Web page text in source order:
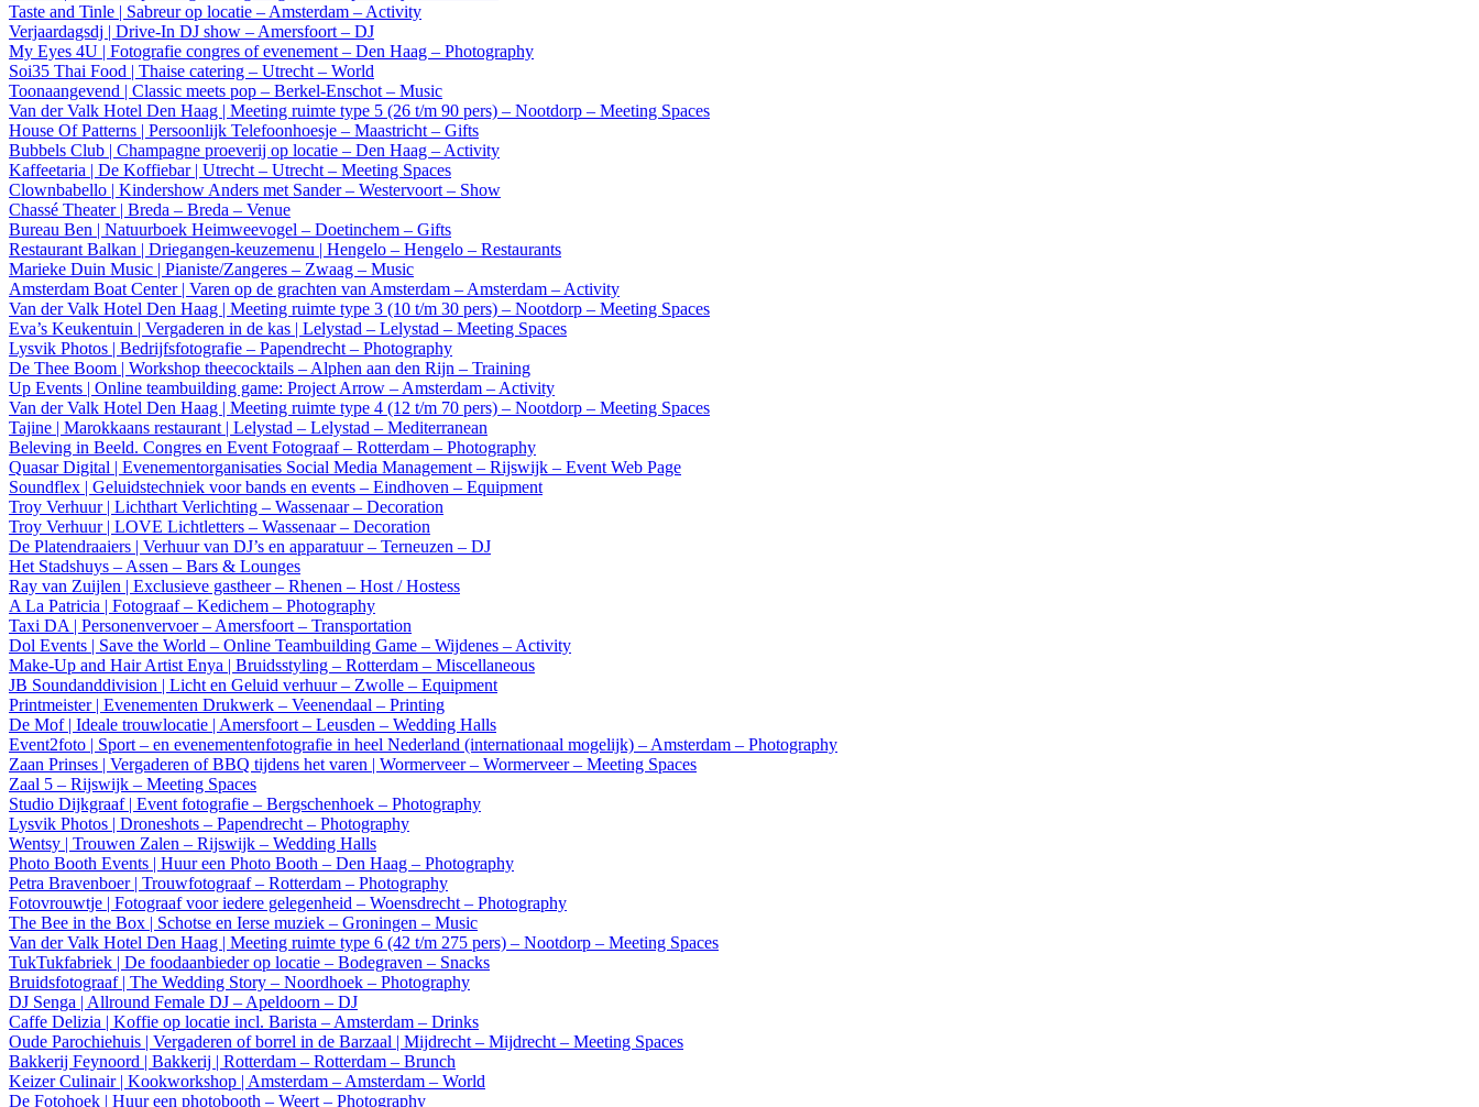
Taste and Tinle | Sabreur op locatie – Amsterdam – Activity
Verjaardagsdj | Drive-In DJ show – Amersfoort – DJ
My Eyes 4U | Fotografie congres of evenement – Den Haag – Photography
Soi35 Thai Food | Thaise catering – Utrecht – World
Toonaangevend | Classic meets pop – Berkel-Enschot – Music
Van der Valk Hotel Den Haag | Meeting ruimte type 5 (26 t/m 90 pers) – Nootdorp – Meeting Spaces
House Of Patterns | Persoonlijk Telefoonhoesje – Maastricht – Gifts
Bubbels Club | Champagne proeverij op locatie – Den Haag – Activity
Kaffeetaria | De Koffiebar | Utrecht – Utrecht – Meeting Spaces
Clownbabello | Kindershow Anders met Sander – Westervoort – Show
Chassé Theater | Breda – Breda – Venue
Bureau Ben | Natuurboek Heimweevogel – Doetinchem – Gifts
Restaurant Balkan | Driegangen-keuzemenu | Hengelo – Hengelo – Restaurants
Marieke Duin Music | Pianiste/Zangeres – Zwaag – Music
Amsterdam Boat Center | Varen op de grachten van Amsterdam – Amsterdam – Activity
Van der Valk Hotel Den Haag | Meeting ruimte type 3 (10 t/m 30 pers) – Nootdorp – Meeting Spaces
Eva’s Keukentuin | Vergaderen in de kas | Lelystad – Lelystad – Meeting Spaces
Lysvik Photos | Bedrijfsfotografie – Papendrecht – Photography
De Thee Boom | Workshop theecocktails – Alphen aan den Rijn – Training
Up Events | Online teambuilding game: Project Arrow – Amsterdam – Activity
Van der Valk Hotel Den Haag | Meeting ruimte type 4 (12 t/m 70 pers) – Nootdorp – Meeting Spaces
Tajine | Marokkaans restaurant | Lelystad – Lelystad – Mediterranean
Beleving in Beeld. Congres en Event Fotograaf – Rotterdam – Photography
Quasar Digital | Evenementorganisaties Social Media Management – Rijswijk – Event Web Page
Soundflex | Geluidstechniek voor bands en events – Eindhoven – Equipment
Troy Verhuur | Lichthart Verlichting – Wassenaar – Decoration
Troy Verhuur | LOVE Lichtletters – Wassenaar – Decoration
De Platendraaiers | Verhuur van DJ’s en apparatuur – Terneuzen – DJ
Het Stadshuys – Assen – Bars & Lounges
Ray van Zuijlen | Exclusieve gastheer – Rhenen – Host / Hostess
A La Patricia | Fotograaf – Kedichem – Photography
Taxi DA | Personenvervoer – Amersfoort – Transportation
Dol Events | Save the World – Online Teambuilding Game – Wijdenes – Activity
Make-Up and Hair Artist Enya | Bruidsstyling – Rotterdam – Miscellaneous
JB Soundanddivision | Licht en Geluid verhuur – Zwolle – Equipment
Printmeister | Evenementen Drukwerk – Veenendaal – Printing
De Mof | Ideale trouwlocatie | Amersfoort – Leusden – Wedding Halls
Event2foto | Sport – en evenementenfotografie in heel Nederland (internationaal mogelijk) – Amsterdam – Photography
Zaan Prinses | Vergaderen of BBQ tijdens het varen | Wormerveer – Wormerveer – Meeting Spaces
Zaal 5 – Rijswijk – Meeting Spaces
Studio Dijkgraaf | Event fotografie – Bergschenhoek – Photography
Lysvik Photos | Droneshots – Papendrecht – Photography
Wentsy | Trouwen Zalen – Rijswijk – Wedding Halls
Photo Booth Events | Huur een Photo Booth – Den Haag – Photography
Petra Bravenboer | Trouwfotograaf – Rotterdam – Photography
Fotovrouwtje | Fotograaf voor iedere gelegenheid – Woensdrecht – Photography
The Bee in the Box | Schotse en Ierse muziek – Groningen – Music
Van der Valk Hotel Den Haag | Meeting ruimte type 6 (42 t/m 275 pers) – Nootdorp – Meeting Spaces
TukTukfabriek | De foodaanbieder op locatie – Bodegraven – Snacks
Bruidsfotograaf | The Wedding Story – Noordhoek – Photography
DJ Senga | Allround Female DJ – Apeldoorn – DJ
Caffe Delizia | Koffie op locatie incl. Barista – Amsterdam – Drinks
Oude Parochiehuis | Vergaderen of borrel in de Barzaal | Mijdrecht – Mijdrecht – Meeting Spaces
Bakkerij Feynoord | Bakkerij | Rotterdam – Rotterdam – Brunch
Keizer Culinair | Kookworkshop | Amsterdam – Amsterdam – World
De Fotohoek | Huur een photobooth – Weert – Photography